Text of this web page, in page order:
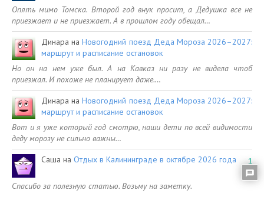
Опять мимо Томска. Второй год внук просит, а Дедушка все не
приезжает и не приезжает. А в прошлом году обещал…
Динара наНовогодний поезд Деда Мороза 2026–2027:
маршрут и расписание остановок
Но он на нем уже был. А на Кавказ ни разу не видела чтоб
приезжал. И похоже не планирует даже.…
Динара наНовогодний поезд Деда Мороза 2026–2027:
маршрут и расписание остановок
Вот и я уже который год смотрю, наши дети по всей видимости
деду морозу не сильно важны…
Саша на Отдых в Калининграде в октябре 2026 года
Спасибо за полезную статью. Возьму на заметку.
1